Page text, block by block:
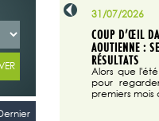
EN RANDONNÉE
», une carte...
31/07/2026
COUP D’ŒIL
AOUTIENNE :
RÉSULTATS
Alors que
pour
premiers mois